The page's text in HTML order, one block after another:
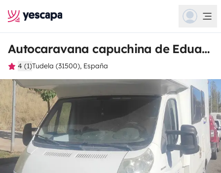
Autocaravana capuchina de Eduardo
4 (1)Tudela (31500), España